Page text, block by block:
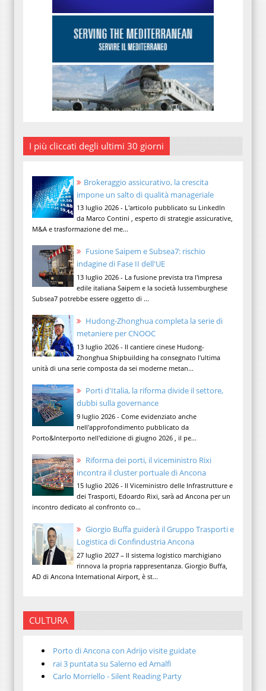
I più cliccati degli ultimi 30 giorni
Brokeraggio assicurativo, la crescita
impone un salto di qualità manageriale
13 luglio 2026 - L'articolo pubblicato su LinkedIn
da Marco Contini , esperto di strategie assicurative,
M&A e trasformazione del me...
Fusione Saipem e Subsea7: rischio
indagine di Fase II dell'UE
13 luglio 2026 - La fusione prevista tra l'impresa
edile italiana Saipem e la società lussemburghese
Subsea7 potrebbe essere oggetto di ...
Hudong-Zhonghua completa la serie di
metaniere per CNOOC
13 luglio 2026 - Il cantiere cinese Hudong-
Zhonghua Shipbuilding ha consegnato l'ultima
unità di una serie composta da sei moderne metan...
Porti d'Italia, la riforma divide il settore,
dubbi sulla governance
9 luglio 2026 - Come evidenziato anche
nell'approfondimento pubblicato da
Porto&Interporto nell'edizione di giugno 2026 , il pe...
Riforma dei porti, il viceministro Rixi
incontra il cluster portuale di Ancona
15 luglio 2026 - Il Viceministro delle Infrastrutture e
dei Trasporti, Edoardo Rixi, sarà ad Ancona per un
incontro dedicato al confronto co...
Giorgio Buffa guiderà il Gruppo Trasporti e
Logistica di Confindustria Ancona
27 luglio 2027 – Il sistema logistico marchigiano
rinnova la propria rappresentanza. Giorgio Buffa,
AD di Ancona International Airport, è st...
CULTURA
Porto di Ancona con Adrijo visite guidate
rai 3 puntata su Salerno ed Amalfi
Carlo Morriello - Silent Reading Party